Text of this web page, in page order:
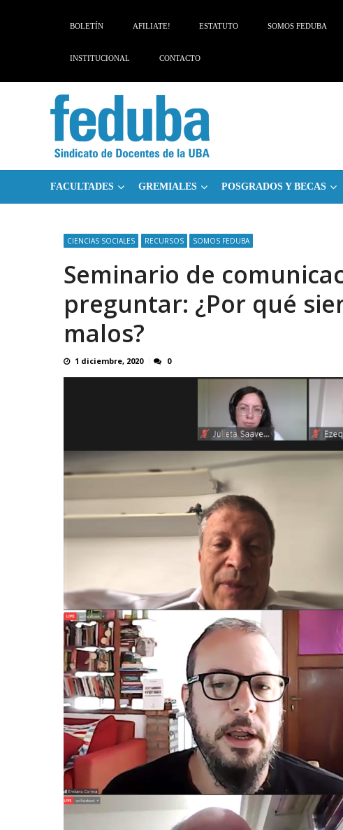
BOLETÍN AFILIATE! ESTATUTO SOMOS FEDUBA
INSTITUCIONAL CONTACTO
FACULTADES GREMIALES POSGRADOS Y BECAS
CIENCIAS SOCIALES RECURSOS SOMOS FEDUBA
Seminario de
preguntar: ¿Por qué
malos?
1 diciembre, 2020 0